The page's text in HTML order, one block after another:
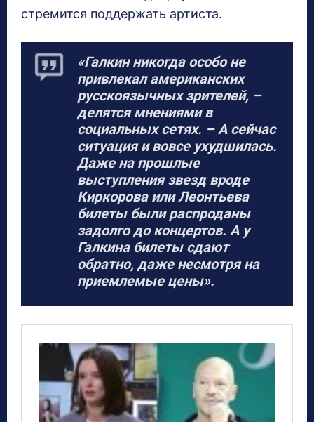
стремится поддержать артиста.
«Галкин никогда особо не
привлекал американских
русскоязычных зрителей, –
делятся мнениями в
социальных сетях. – А сейчас
ситуация и вовсе ухудшилась.
Даже на прошлые
выступления звезд вроде
Киркорова или Леонтьева
билеты были распроданы
задолго до концертов. А у
Галкина билеты сдают
обратно, даже несмотря на
приемлемые цены».